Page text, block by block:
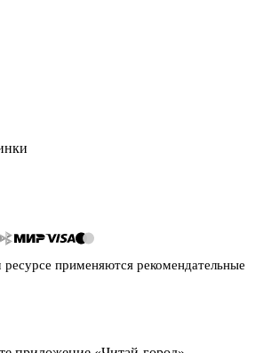
применяются рекомендательные